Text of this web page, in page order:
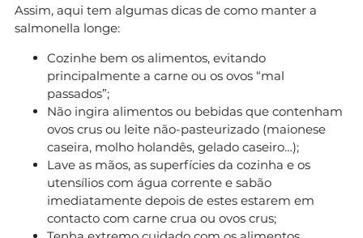
Assim, aqui tem algumas dicas de como manter a
salmonella longe:
Cozinhe bem os alimentos, evitando
principalmente a carne ou os ovos “mal
passados”;
Não ingira alimentos ou bebidas que contenham
ovos crus ou leite não-pasteurizado (maionese
caseira, molho holandês, gelado caseiro…);
Lave as mãos, as superfícies da cozinha e os
utensílios com água corrente e sabão
imediatamente depois de estes estarem em
contacto com carne crua ou ovos crus;